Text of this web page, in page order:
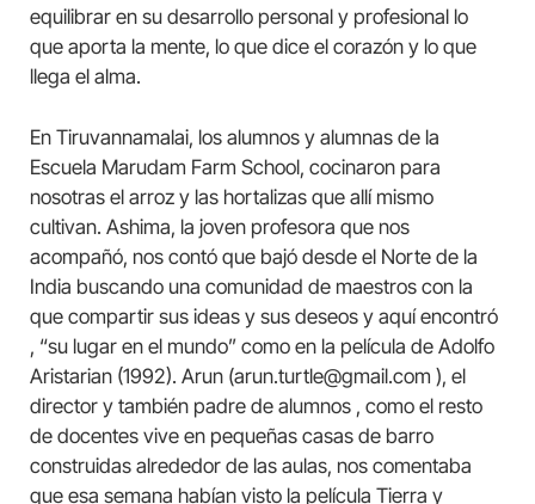
equilibrar en su desarrollo personal y profesional lo
que aporta la mente, lo que dice el corazón y lo que
llega el alma.
En Tiruvannamalai, los alumnos y alumnas de la
Escuela Marudam Farm School, cocinaron para
nosotras el arroz y las hortalizas que allí mismo
cultivan. Ashima, la joven profesora que nos
acompañó, nos contó que bajó desde el Norte de la
India buscando una comunidad de maestros con la
que compartir sus ideas y sus deseos y aquí encontró
, “su lugar en el mundo” como en la película de Adolfo
Aristarian (1992). Arun (arun.turtle@gmail.com ), el
director y también padre de alumnos , como el resto
de docentes vive en pequeñas casas de barro
construidas alrededor de las aulas, nos comentaba
que esa semana habían visto la película Tierra y